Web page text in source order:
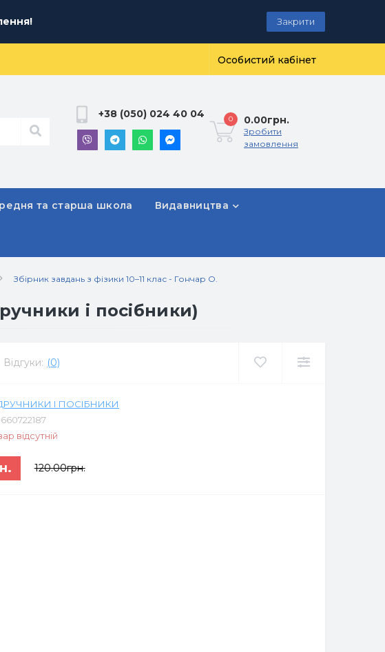
Закрити
Особистий кабінет
+38 (050) 024 40 04 0 0.00грн.
Зробити
замовлення
та старша школа Видавництва
Збірник завдань з фізики 10–11 клас - Гончар О.
і посібники)
Відгуки: (0)
І ПОСІБНИКИ
відсутній
120.00грн.